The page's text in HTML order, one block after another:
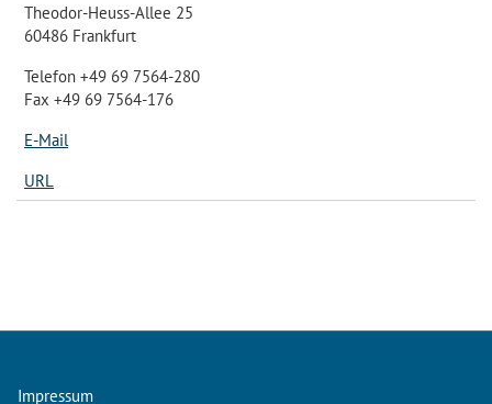
Theodor-Heuss-Allee 25
60486 Frankfurt
Telefon +49 69 7564-280
Fax +49 69 7564-176
E-Mail
URL
Impressum